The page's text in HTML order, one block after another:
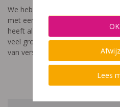
We hebben een video gemaakt
met een leerstoornis. De film
heeft als doel aan te tonen dat
veel groter is dan enkel wat je
van verschillende leerlingen en
OK
Lees